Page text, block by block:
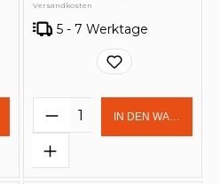
Gib den
Versandkosten
5 - 7 Werktage
Produkt Anzahl:
IN DEN